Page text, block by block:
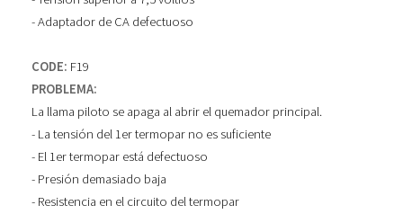
- Adaptador de CA defectuoso
CODE: F19
PROBLEMA:
La llama piloto se apaga al abrir el quemador principal.
- La tensión del 1er termopar no es suficiente
- El 1er termopar está defectuoso
- Presión demasiado baja
- Resistencia en el circuito del termopar